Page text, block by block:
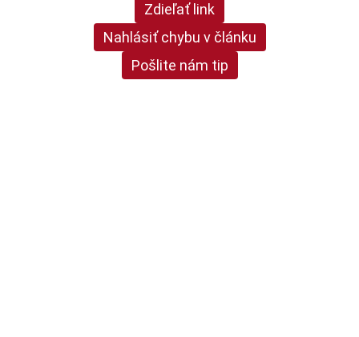
Zdieľať link
Nahlásiť chybu v článku
Pošlite nám tip